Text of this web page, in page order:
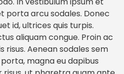
porta arcu sodales. Donec
id, ultrices quis turpis.
aliquam congue. Proin ac
risus. Aenean sodales sem
magna eu dapibus